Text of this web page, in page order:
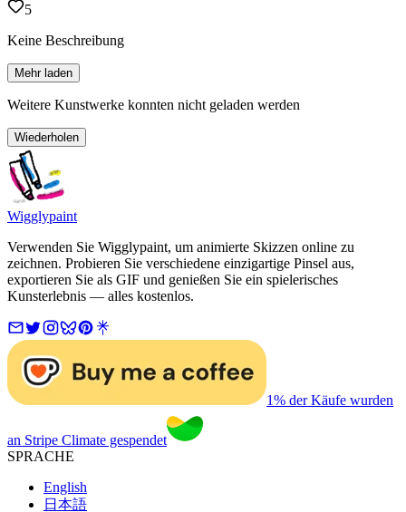
5
Keine Beschreibung
Mehr laden
Weitere Kunstwerke konnten nicht geladen werden
Wiederholen
Wigglypaint
Verwenden Sie Wigglypaint, um animierte Skizzen online zu
zeichnen. Probieren Sie verschiedene einzigartige Pinsel aus,
exportieren Sie als GIF und genießen Sie ein spielerisches
Kunsterlebnis — alles kostenlos.
1% der Käufe wurden
an Stripe Climate gespendet
SPRACHE
English
日本語